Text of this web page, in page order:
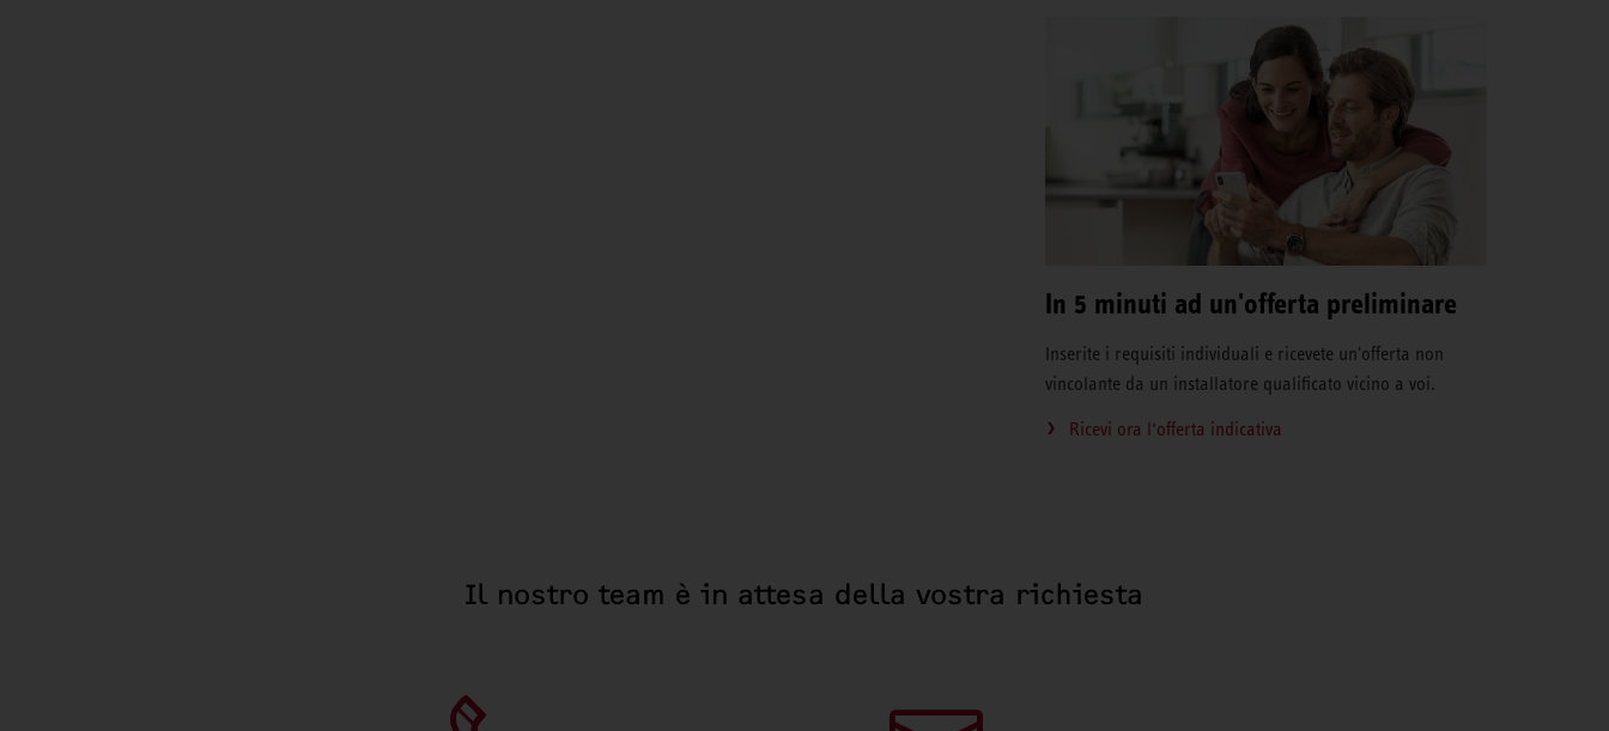
In 5 minuti ad un'offerta preliminare
Inserite i requisiti individuali e ricevete un'offerta non
vincolante da un installatore qualificato vicino a voi.
Ricevi ora l‘offerta indicativa
Il nostro team è in attesa della vostra richiesta